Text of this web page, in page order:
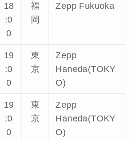
18
:0
0
福
岡
Zepp Fukuoka
19
:0
0
東
京
Zepp
Haneda(TOKY
O)
19
:0
0
東
京
Zepp
Haneda(TOKY
O)